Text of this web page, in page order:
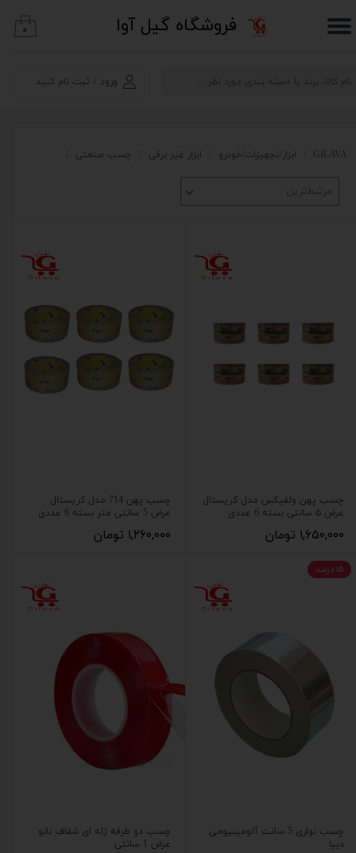
​فروشگاه گیل آوا
ورود ثبت نام کنید
حساب کاربری من
۰
GILAVA ابزار/تجهیزات/خودرو ابزار غیر برقی چسب صنعتی
مرتبط‌ترین
چسب پهن ولفیکس مدل کریستال
عرض ۵ سانتی بسته 6 عددی
۱,۶۵۰,۰۰۰ تومان
چسب پهن 714 مدل کریستال
عرض 5 سانتی متر بسته 6 عددی
۱,۲۶۰,۰۰۰ تومان
چسب نواری 5 سانت آلومینیومی
دیبا
۱۵ درصد
چسب دو طرفه ژله ای شفاف نانو
عرض 1 سانتی